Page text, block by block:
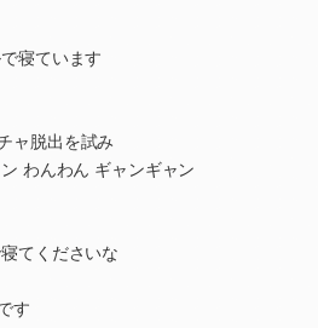
寝ています
ャ脱出を試み
わんわん ギャンギャン
てくださいな
す